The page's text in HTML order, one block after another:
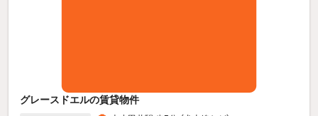
グレースドエルの賃貸物件